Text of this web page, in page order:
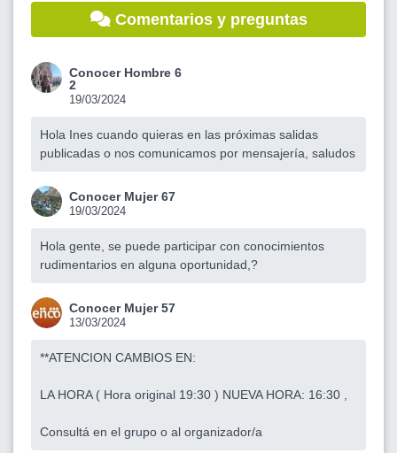
Comentarios y preguntas
Conocer Hombre 6
2
19/03/2024
Hola Ines cuando quieras en las próximas salidas
publicadas o nos comunicamos por mensajería, saludos
Conocer Mujer 67
19/03/2024
Hola gente, se puede participar con conocimientos
rudimentarios en alguna oportunidad,?
Conocer Mujer 57
13/03/2024
**ATENCION CAMBIOS EN:
LA HORA ( Hora original 19:30 ) NUEVA HORA: 16:30 ,
Consultá en el grupo o al organizador/a